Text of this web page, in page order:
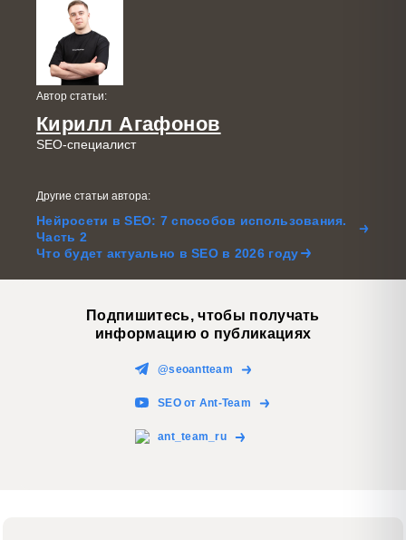
Автор статьи:
Кирилл Агафонов
SEO-специалист
Другие статьи автора:
Нейросети в SEO: 7 способов использования.
Часть 2
Что будет актуально в SEO в 2026 году
Подпишитесь, чтобы получать
информацию о публикациях
@seoantteam
SEO от Ant-Team
ant_team_ru